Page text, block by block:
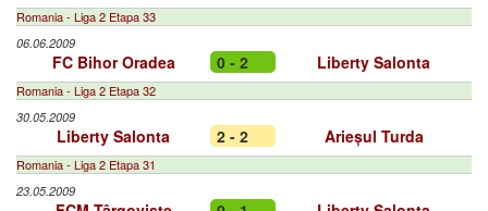
Romania - Liga 2 Etapa 33
06.06.2009
FC Bihor Oradea 0 - 2 Liberty Salonta
Romania - Liga 2 Etapa 32
30.05.2009
Liberty Salonta 2 - 2 Arieșul Turda
Romania - Liga 2 Etapa 31
23.05.2009